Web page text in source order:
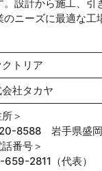
設計から施工、引
ニーズに最適な工
トリア
社タカヤ
＞
8588 岩手県盛
話番号＞
2811（代表）